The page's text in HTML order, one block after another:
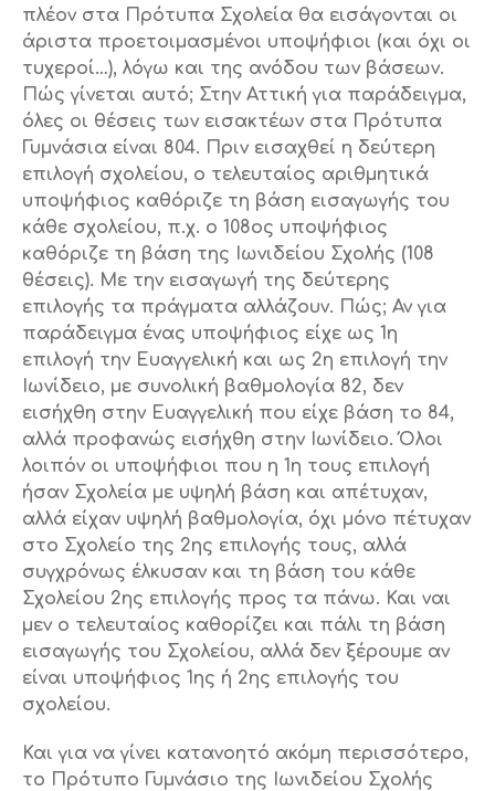
πλέον στα Πρότυπα Σχολεία θα εισάγονται οι
άριστα προετοιμασμένοι υποψήφιοι (και όχι οι
τυχεροί…), λόγω και της ανόδου των βάσεων.
Πώς γίνεται αυτό; Στην Αττική για παράδειγμα,
όλες οι θέσεις των εισακτέων στα Πρότυπα
Γυμνάσια είναι 804. Πριν εισαχθεί η δεύτερη
επιλογή σχολείου, ο τελευταίος αριθμητικά
υποψήφιος καθόριζε τη βάση εισαγωγής του
κάθε σχολείου, π.χ. ο 108ος υποψήφιος
καθόριζε τη βάση της Ιωνιδείου Σχολής (108
θέσεις). Με την εισαγωγή της δεύτερης
επιλογής τα πράγματα αλλάζουν. Πώς; Αν για
παράδειγμα ένας υποψήφιος είχε ως 1η
επιλογή την Ευαγγελική και ως 2η επιλογή την
Ιωνίδειο, με συνολική βαθμολογία 82, δεν
εισήχθη στην Ευαγγελική που είχε βάση το 84,
αλλά προφανώς εισήχθη στην Ιωνίδειο. Όλοι
λοιπόν οι υποψήφιοι που η 1η τους επιλογή
ήσαν Σχολεία με υψηλή βάση και απέτυχαν,
αλλά είχαν υψηλή βαθμολογία, όχι μόνο πέτυχαν
στο Σχολείο της 2ης επιλογής τους, αλλά
συγχρόνως έλκυσαν και τη βάση του κάθε
Σχολείου 2ης επιλογής προς τα πάνω. Και ναι
μεν ο τελευταίος καθορίζει και πάλι τη βάση
εισαγωγής του Σχολείου, αλλά δεν ξέρουμε αν
είναι υποψήφιος 1ης ή 2ης επιλογής του
σχολείου.
Και για να γίνει κατανοητό ακόμη περισσότερο,
το Πρότυπο Γυμνάσιο της Ιωνιδείου Σχολής